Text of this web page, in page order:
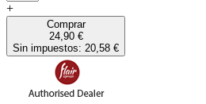
+
Comprar
24,90 €
Sin impuestos: 20,58 €